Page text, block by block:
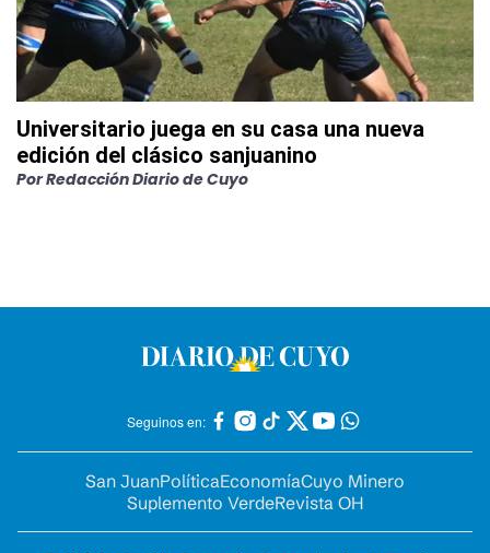
Universitario juega en su casa una nueva
edición del clásico sanjuanino
PorRedacción Diario de Cuyo
Seguinos en:
San JuanPolíticaEconomíaCuyo Minero
Suplemento VerdeRevista OH